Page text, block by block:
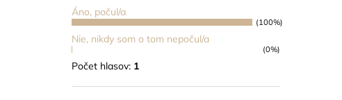
Áno, počul/a
(100%)
Nie, nikdy som o tom nepočul/a
(0%)
Počet hlasov: 1